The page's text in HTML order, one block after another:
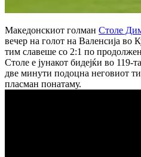
Македонскиот голман Столе
вечер на голот на Валенсија во
тим славеше со 2:1 по
Столе е јунакот бидејќи во
две минути подоцна неговиот
пласман понатаму.